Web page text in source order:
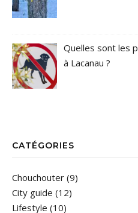
Quelles sont les
à Lacanau ?
CATÉGORIES
Chouchouter (9)
City guide (12)
Lifestyle (10)